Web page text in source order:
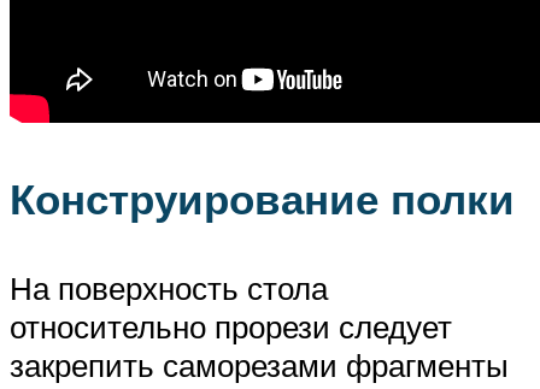
Конструирование полки
На поверхность стола
относительно прорези следует
закрепить саморезами фрагменты